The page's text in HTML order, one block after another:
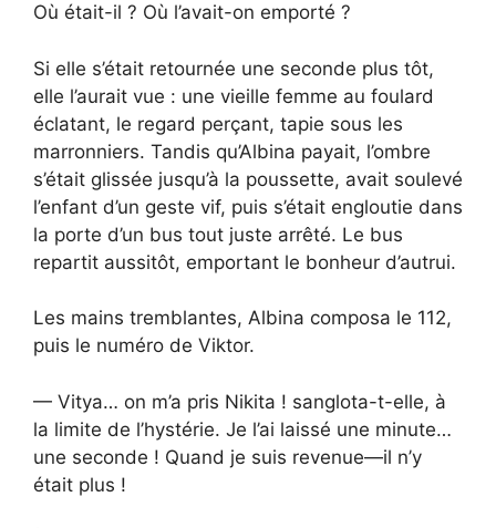
Où était-il ? Où l’avait-on emporté ?
Si elle s’était retournée une seconde plus tôt,
elle l’aurait vue : une vieille femme au foulard
éclatant, le regard perçant, tapie sous les
marronniers. Tandis qu’Albina payait, l’ombre
s’était glissée jusqu’à la poussette, avait soulevé
l’enfant d’un geste vif, puis s’était engloutie dans
la porte d’un bus tout juste arrêté. Le bus
repartit aussitôt, emportant le bonheur d’autrui.
Les mains tremblantes, Albina composa le 112,
puis le numéro de Viktor.
— Vitya… on m’a pris Nikita ! sanglota-t-elle, à
la limite de l’hystérie. Je l’ai laissé une minute…
une seconde ! Quand je suis revenue—il n’y
était plus !